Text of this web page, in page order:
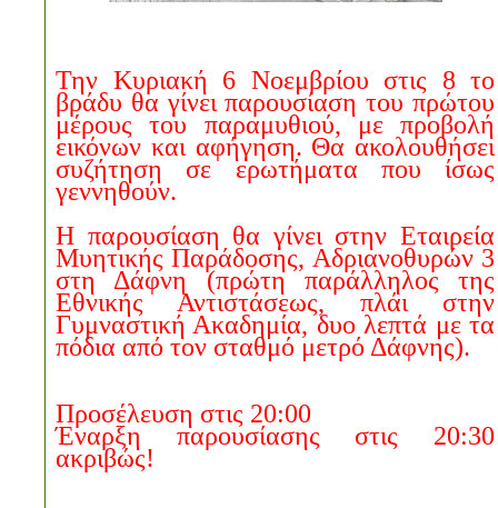
Την Κυριακή 6 Νοεμβρίου στις 8 το
βράδυ θα γίνει παρουσίαση του πρώτου
μέρους του παραμυθιού, με προβολή
εικόνων και αφήγηση. Θα ακολουθήσει
συζήτηση σε ερωτήματα που ίσως
γεννηθούν.
Η παρουσίαση θα γίνει στην Εταιρεία
Μυητικής Παράδοσης, Αδριανοθυρών 3
στη Δάφνη (πρώτη παράλληλος της
Εθνικής Αντιστάσεως, πλάι στην
Γυμναστική Ακαδημία, δυο λεπτά με τα
πόδια από τον σταθμό μετρό Δάφνης).
Προσέλευση στις 20:00
Έναρξη παρουσίασης στις 20:30
ακριβώς!